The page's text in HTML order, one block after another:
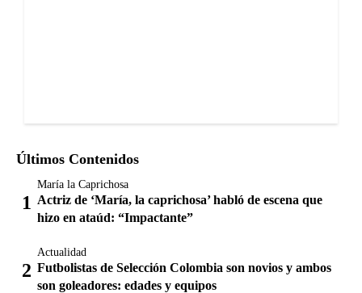
Últimos Contenidos
María la Caprichosa
Actriz de ‘María, la caprichosa’ habló de escena que
hizo en ataúd: “Impactante”
Actualidad
Futbolistas de Selección Colombia son novios y ambos
son goleadores: edades y equipos